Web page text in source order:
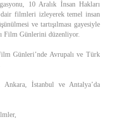
10 Aralık İnsan Hakları
filmleri izleyerek temel insan
ve tartışılması gayesiyle
Film Günlerini düzenliyor.
Günleri’nde Avrupalı ve Türk
Ankara, İstanbul ve Antalya’da